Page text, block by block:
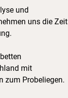
und
uns die Zeit
mit
zum Probeliegen.